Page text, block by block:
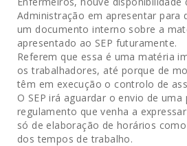
Administração em apresentar para
um documento interno sobre a
apresentado ao SEP futuramente.
Referem que essa é uma matéria
os trabalhadores, até porque de
têm em execução o controlo de
O SEP irá aguardar o envio de
regulamento que venha a
só de elaboração de horários
dos tempos de trabalho.